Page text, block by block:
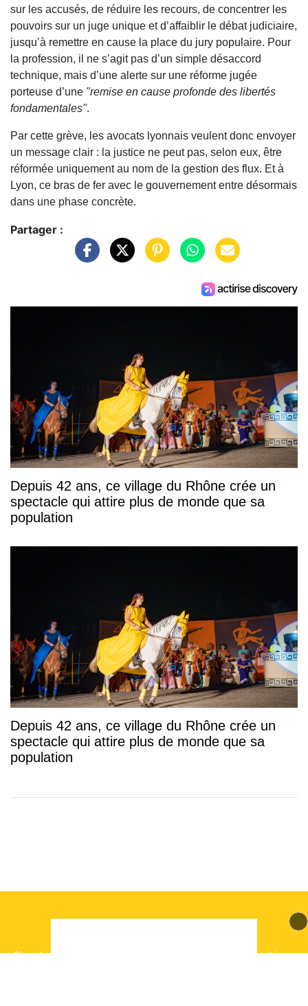
sur les accusés, de réduire les recours, de concentrer les
pouvoirs sur un juge unique et d’affaiblir le débat judiciaire,
jusqu’à remettre en cause la place du jury populaire. Pour
la profession, il ne s’agit pas d’un simple désaccord
technique, mais d’une alerte sur une réforme jugée
porteuse d’une "remise en cause profonde des libertés
fondamentales".
Par cette grève, les avocats lyonnais veulent donc envoyer
un message clair : la justice ne peut pas, selon eux, être
réformée uniquement au nom de la gestion des flux. Et à
Lyon, ce bras de fer avec le gouvernement entre désormais
dans une phase concrète.
Partager :
Depuis 42 ans, ce village du Rhône crée un
spectacle qui attire plus de monde que sa
population
Depuis 42 ans, ce village du Rhône crée un
spectacle qui attire plus de monde que sa
population
Signaler un contenu Politique de cookies-